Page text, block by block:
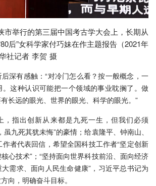
市举行的第三届中国考古学大会上，长期从
后”女科学家付巧妹在作主题报告（2021年
社记者 李贺 摄
深有感触：“对冷门怎么看？按一般概念，一
这种认识可能把一个领域的事业耽搁了。做
长远的眼光、世界的眼光、科学的眼光。”
，指出创新从来都是九死一生，但我们必须
九死其犹未悔”的豪情；给袁隆平、钟南山、
者代表回信，希望全国科技工作者“坚定创新
心技术”；“坚持面向世界科技前沿、面向经济
需求、面向人民生命健康”，习近平总书记为
向，明确奋斗目标。